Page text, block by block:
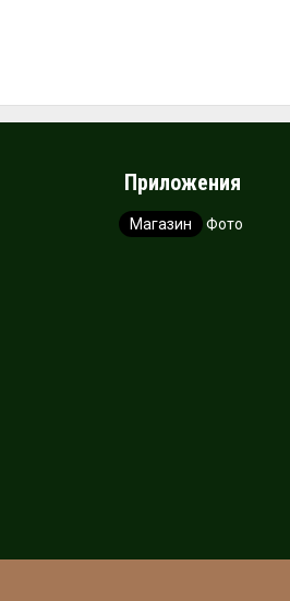
Приложения
Магазин Фото